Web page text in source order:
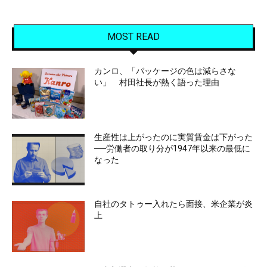
MOST READ
カンロ、「パッケージの色は減らさな
い」 村田社長が熱く語った理由
生産性は上がったのに実質賃金は下がった
──労働者の取り分が1947年以来の最低に
なった
自社のタトゥー入れたら面接、米企業が炎
上